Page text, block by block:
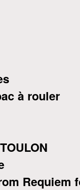
à rouler
Requiem